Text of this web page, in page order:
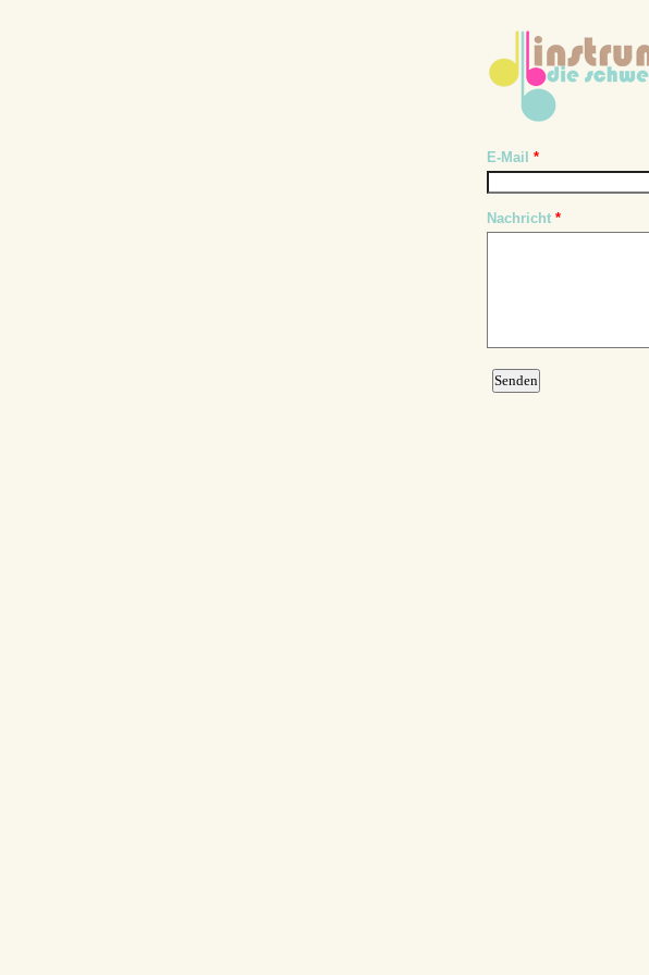
E-Mail *
Nachricht *